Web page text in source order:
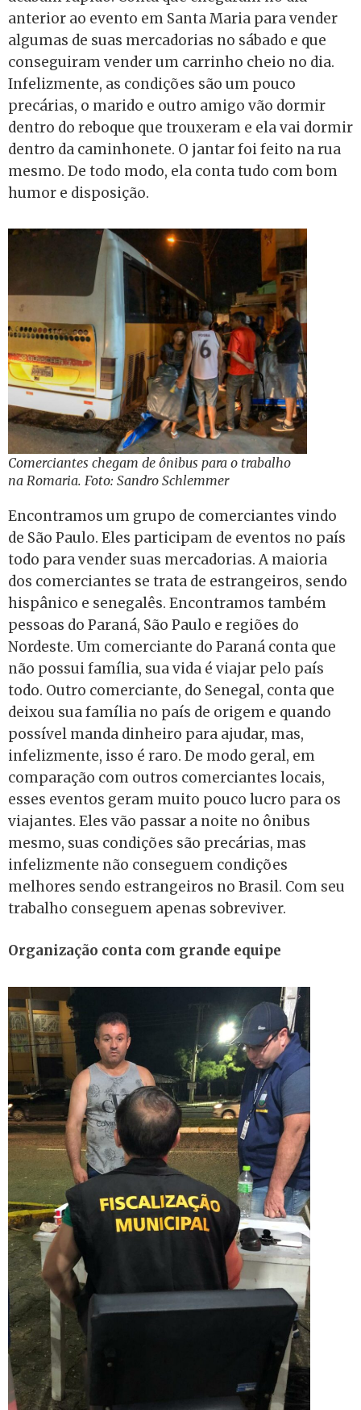
anterior ao evento em Santa Maria para vender
algumas de suas mercadorias no sábado e que
conseguiram vender um carrinho cheio no dia.
Infelizmente, as condições são um pouco
precárias, o marido e outro amigo vão dormir
dentro do reboque que trouxeram e ela vai dormir
dentro da caminhonete. O jantar foi feito na rua
mesmo. De todo modo, ela conta tudo com bom
humor e disposição.
Comerciantes chegam de ônibus para o trabalho
na Romaria. Foto: Sandro Schlemmer
Encontramos um grupo de comerciantes vindo
de São Paulo. Eles participam de eventos no país
todo para vender suas mercadorias. A maioria
dos comerciantes se trata de estrangeiros, sendo
hispânico e senegalês. Encontramos também
pessoas do Paraná, São Paulo e regiões do
Nordeste. Um comerciante do Paraná conta que
não possui família, sua vida é viajar pelo país
todo. Outro comerciante, do Senegal, conta que
deixou sua família no país de origem e quando
possível manda dinheiro para ajudar, mas,
infelizmente, isso é raro. De modo geral, em
comparação com outros comerciantes locais,
esses eventos geram muito pouco lucro para os
viajantes. Eles vão passar a noite no ônibus
mesmo, suas condições são precárias, mas
infelizmente não conseguem condições
melhores sendo estrangeiros no Brasil. Com seu
trabalho conseguem apenas sobreviver.
Organização conta com grande equipe